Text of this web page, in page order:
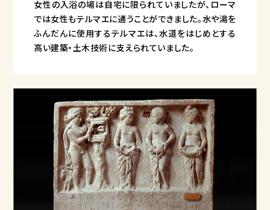
女性の入浴の場は自宅に限られていましたが、ローマ
では女性もテルマエに通うことができました。水や湯を
ふんだんに使用するテルマエは、水道をはじめとする
高い建築・土木技術に支えられていました。